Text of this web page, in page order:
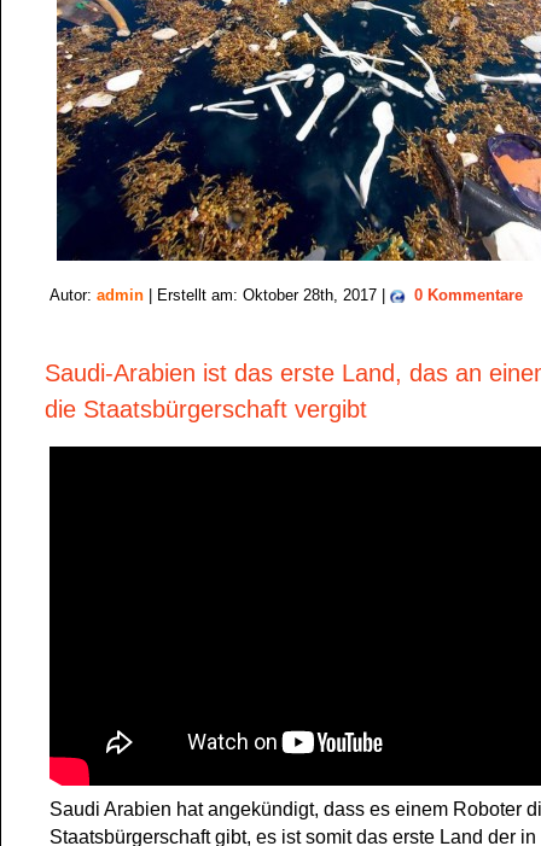
Autor: admin | Erstellt am: Oktober 28th, 2017 | 0 Kommentare
Saudi-Arabien ist das erste Land, das an
die Staatsbürgerschaft vergibt
Saudi Arabien hat angekündigt, dass es einem Roboter
Staatsbürgerschaft gibt, es ist somit das erste Land der